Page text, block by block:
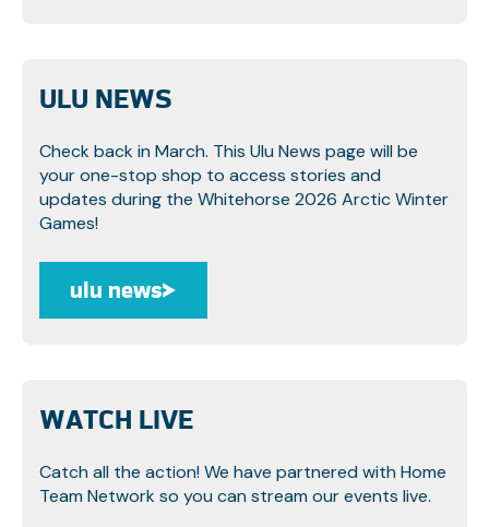
ULU NEWS
Check back in March. This Ulu News page will be
your one-stop shop to access stories and
updates during the Whitehorse 2026 Arctic Winter
Games!
ulu news
ulu news
WATCH LIVE
Catch all the action! We have partnered with Home
Team Network so you can stream our events live.